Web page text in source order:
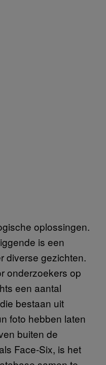
oplossingen.
is een
diverse gezichten.
onderzoekers op
een aantal
bestaan uit
foto hebben laten
buiten de
Face-Six, is het